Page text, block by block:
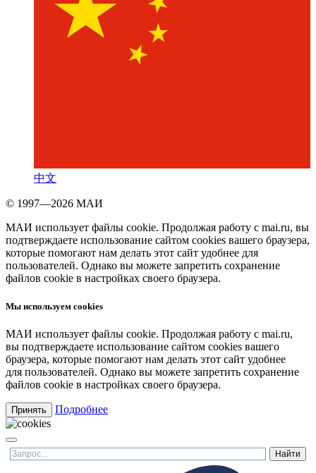
中文
© 1997—2026 МАИ
МАИ использует файлы cookie. Продолжая работу с mai.ru, вы
подтверждаете использование сайтом cookies вашего браузера,
которые помогают нам делать этот сайт удобнее для
пользователей. Однако вы можете запретить сохранение
файлов cookie в настройках своего браузера.
Мы используем cookies
МАИ использует файлы cookie. Продолжая работу с mai.ru,
вы подтверждаете использование сайтом cookies вашего
браузера, которые помогают нам делать этот сайт удобнее
для пользователей. Однако вы можете запретить сохранение
файлов cookie в настройках своего браузера.
Принять Подробнее